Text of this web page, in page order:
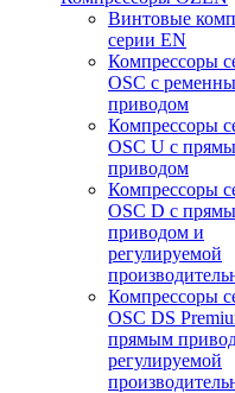
Винтовые
серии EN
Компрессоры
OSC с
приводом
Компрессоры
OSC U с
приводом
Компрессоры
OSC D с
приводом и
регулируемой
Компрессоры
OSC DS
прямым
регулируемой